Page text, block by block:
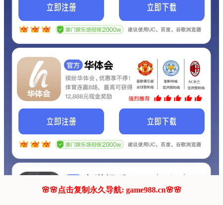
我们的网站正在建设.
它将是非常棒的网站.
联系我们!